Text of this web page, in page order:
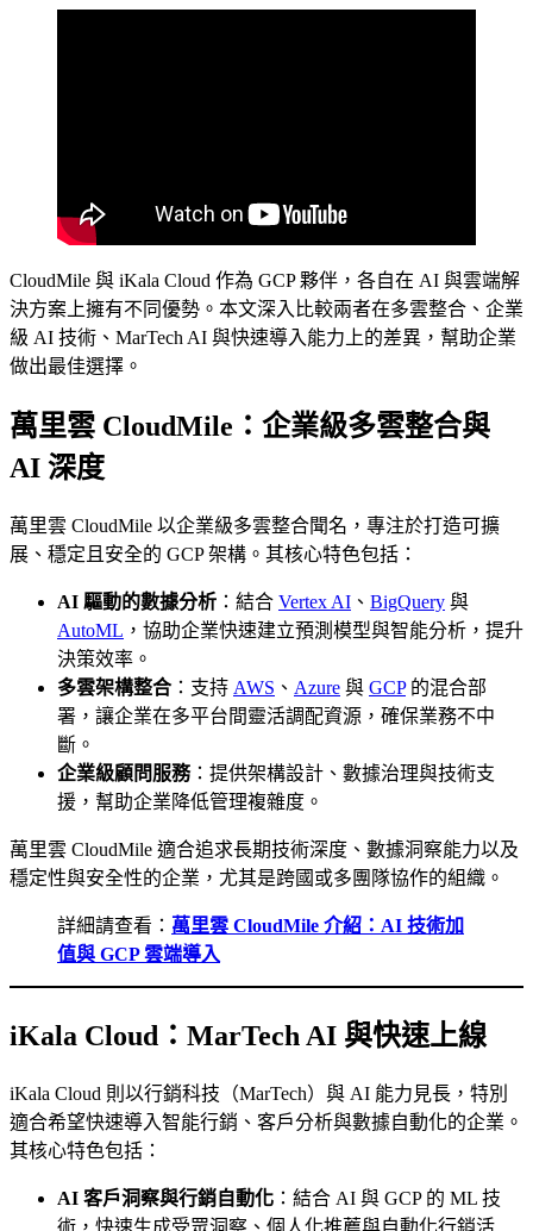
CloudMile 與 iKala Cloud 作為 GCP 夥伴，各自在 AI 與雲端解
決方案上擁有不同優勢。本文深入比較兩者在多雲整合、企業
級 AI 技術、MarTech AI 與快速導入能力上的差異，幫助企業
做出最佳選擇。
萬里雲 CloudMile：企業級多雲整合與
AI 深度
萬里雲 CloudMile 以企業級多雲整合聞名，專注於打造可擴
展、穩定且安全的 GCP 架構。其核心特色包括：
AI 驅動的數據分析 ：結合 Vertex AI 、 BigQuery 與
AutoML ，協助企業快速建立預測模型與智能分析，提升
決策效率。
多雲架構整合 ：支持 AWS 、 Azure 與 GCP的混合部
署，讓企業在多平台間靈活調配資源，確保業務不中
斷。
企業級顧問服務：提供架構設計、數據治理與技術支
援，幫助企業降低管理複雜度。
萬里雲 CloudMile 適合追求長期技術深度、數據洞察能力以及
穩定性與安全性的企業，尤其是跨國或多團隊協作的組織。
詳細請查看： 萬里雲 CloudMile 介紹：AI 技術加
值與 GCP 雲端導入
iKala Cloud：MarTech AI 與快速上線
iKala Cloud 則以行銷科技（MarTech）與 AI 能力見長，特別
適合希望快速導入智能行銷、客戶分析與數據自動化的企業。
其核心特色包括：
AI 客戶洞察與行銷自動化 ：結合 AI 與 GCP 的 ML 技
術，快速生成受眾洞察、個人化推薦與自動化行銷活